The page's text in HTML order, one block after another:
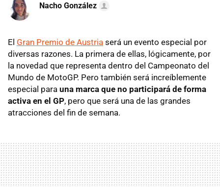
Nacho González
El Gran Premio de Austria será un evento especial por
diversas razones. La primera de ellas, lógicamente, por
la novedad que representa dentro del Campeonato del
Mundo de MotoGP. Pero también será increíblemente
especial para una marca que no participará de forma
activa en el GP, pero que será una de las grandes
atracciones del fin de semana.